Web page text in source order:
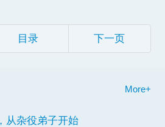
目录 下一页
More+
从杂役弟子开始